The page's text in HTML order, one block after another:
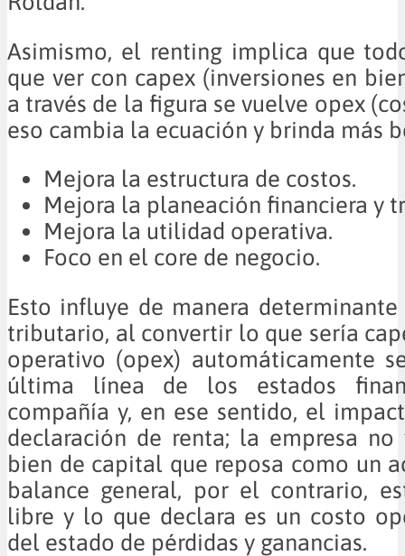
Asimismo, el renting implica que
que ver con capex (inversiones en
a través de la figura se vuelve opex
eso cambia la ecuación y brinda más
Mejora la estructura de costos.
Mejora la planeación financiera y
Mejora la utilidad operativa.
Foco en el core de negocio.
Esto influye de manera
tributario, al convertir lo que sería
operativo (opex) automáticamente
última línea de los estados
compañía y, en ese sentido, el
declaración de renta; la empresa
bien de capital que reposa como un
balance general, por el contrario,
libre y lo que declara es un costo
del estado de pérdidas y ganancias.